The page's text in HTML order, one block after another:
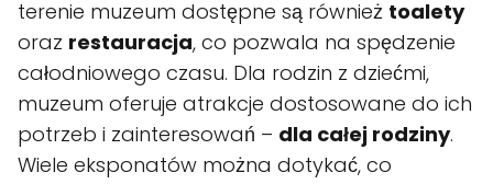
terenie muzeum dostępne są również toalety
oraz restauracja, co pozwala na spędzenie
całodniowego czasu. Dla rodzin z dziećmi,
muzeum oferuje atrakcje dostosowane do ich
potrzeb i zainteresowań – dla całej rodziny.
Wiele eksponatów można dotykać, co